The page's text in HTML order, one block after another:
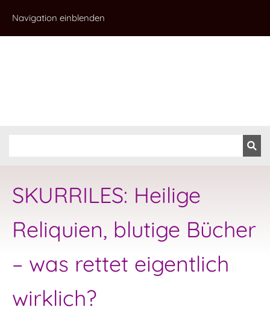
Navigation einblenden
SKURRILES: Heilige
Reliquien, blutige Bücher
– was rettet eigentlich
wirklich?